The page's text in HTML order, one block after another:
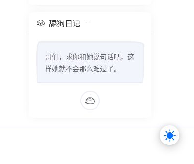
舔狗日记
哥们，求你和她说句话吧，这
样她就不会那么难过了。